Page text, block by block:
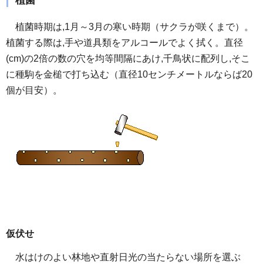
植菌時期は,1月～3月の寒い時期（サクラが咲くまで）。
植菌する際は,手や道具類をアルコールでよく拭く。直径
(cm)の2倍の数の穴を均等間隔にあけ,千鳥状に配列し,そこ
に種駒を金槌で打ち込む（直径10センチメートルならば20
個が目安）。
仮伏せ
水はけのよい林地や直射日光の当たらない場所を選ぶ